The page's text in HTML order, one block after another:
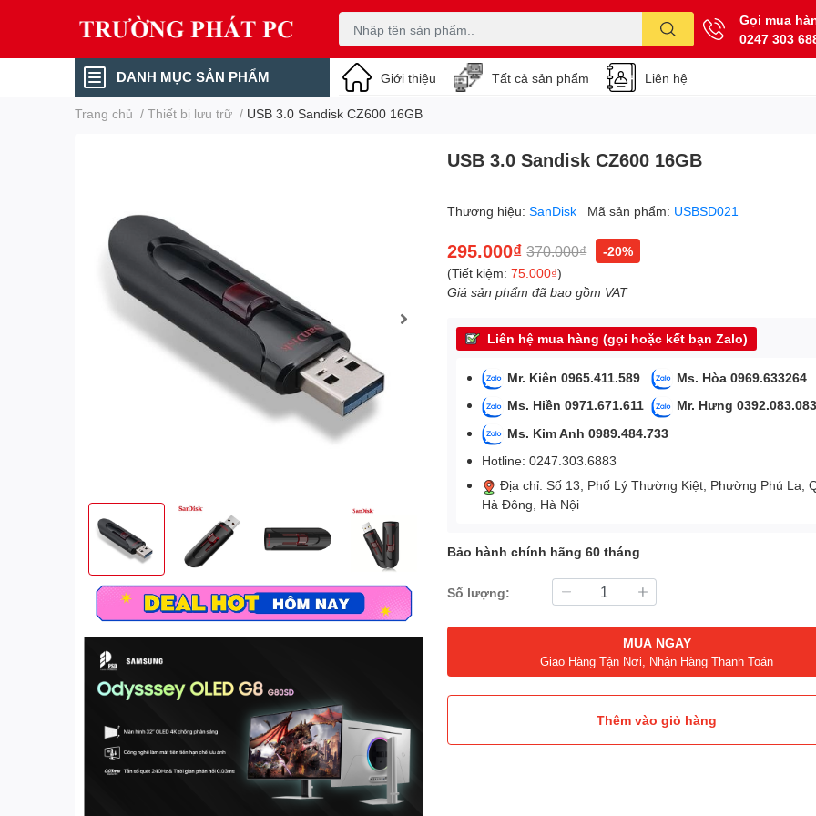
Gọi mua
0247 303
DANH MỤC SẢN PHẨM Giới thiệu Tất cả sản phẩm Liên hệ
Trang chủ / Thiết bị lưu trữ / USB 3.0 Sandisk CZ600 16GB
USB 3.0 Sandisk CZ600 16GB
Thương hiệu:SanDisk Mã sản phẩm: USBSD021
295.000₫ 370.000₫
-20%
(Tiết kiệm:75.000₫)
Giá sản phẩm đã bao gồm VAT
Liên hệ mua hàng (gọi hoặc kết bạn Zalo)
Mr. Kiên 0965.411.589
Ms. Hòa 0969.633264
Ms. Hiền 0971.671.611
Mr. Hưng
Ms. Kim Anh 0989.484.733
Hotline: 0247.303.6883
Địa chỉ: Số 13, Phố Lý Thường Kiệt, Phường Phú La,
Hà Đông, Hà Nội
Bảo hành chính hãng 60 tháng
Số lượng:
MUA NGAY
Giao Hàng Tận Nơi, Nhận Hàng Thanh Toán
Thêm vào giỏ hàng